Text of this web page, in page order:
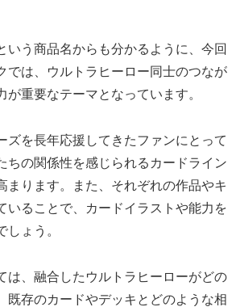
いう商品名からも分かるように、今回
では、ウルトラヒーロー同士のつなが
が重要なテーマとなっています。
ズを長年応援してきたファンにとって
ちの関係性を感じられるカードライン
まります。また、それぞれの作品やキ
いることで、カードイラストや能力を
しょう。
は、融合したウルトラヒーローがどの
既存のカードやデッキとどのような相